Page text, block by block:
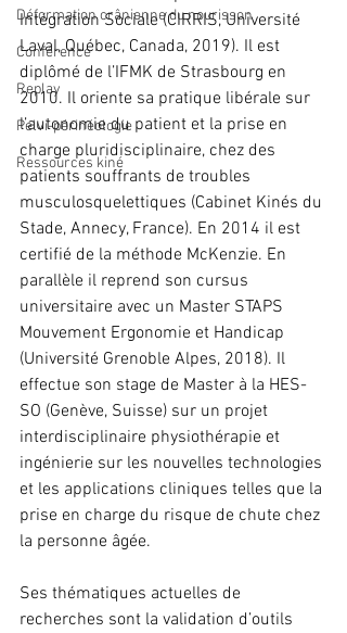
Déformation crânienne du nourisson
Conférence
Replay
Pelvi-périnéologie
Ressources kiné
Intégration Sociale (CIRRIS, Université
Laval, Québec, Canada, 2019). Il est
diplômé de l’IFMK de Strasbourg en
2010. Il oriente sa pratique libérale sur
l’autonomie du patient et la prise en
charge pluridisciplinaire, chez des
patients souffrants de troubles
musculosquelettiques (Cabinet Kinés du
Stade, Annecy, France). En 2014 il est
certifié de la méthode McKenzie. En
parallèle il reprend son cursus
universitaire avec un Master STAPS
Mouvement Ergonomie et Handicap
(Université Grenoble Alpes, 2018). Il
effectue son stage de Master à la HES-
SO (Genève, Suisse) sur un projet
interdisciplinaire physiothérapie et
ingénierie sur les nouvelles technologies
et les applications cliniques telles que la
prise en charge du risque de chute chez
la personne âgée.
Ses thématiques actuelles de
recherches sont la validation d’outils